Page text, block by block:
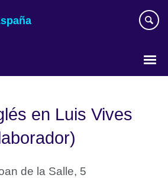
en Luis Vives
de la Salle, 5